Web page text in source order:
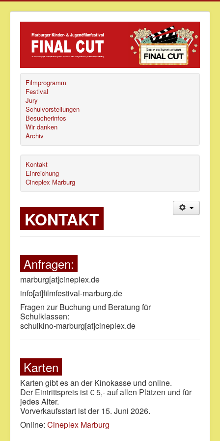
Filmprogramm
Festival
Jury
Schulvorstellungen
Besucherinfos
Wir danken
Archiv
Kontakt
Einreichung
Cineplex Marburg
KONTAKT
Anfragen:
marburg[at]cineplex.de
info[at]filmfestival-marburg.de
Fragen zur Buchung und Beratung für
Schulklassen:
schulkino-marburg[at]cineplex.de
Karten
Karten gibt es an der Kinokasse und online.
Der Eintrittspreis ist € 5,- auf allen Plätzen und für
jedes Alter.
Vorverkaufsstart ist der 15. Juni 2026.
Online: Cineplex Marburg